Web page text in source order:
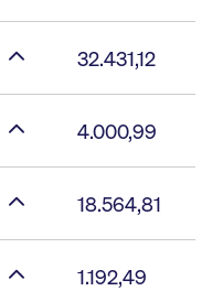
32.431,12
4.000,99
18.564,81
1.192,49